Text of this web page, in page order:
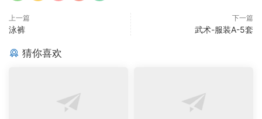
上一篇
泳裤
下一篇
武术-服装A-5套
猜你喜欢